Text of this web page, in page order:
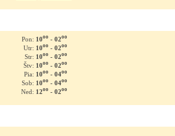
Pon: 10oo- 02oo
Utr: 10oo- 02oo
Str: 10oo- 02oo
Štv: 10oo- 02oo
Pia: 10oo- 04oo
Sob: 10oo- 04oo
Ned: 12oo- 02oo